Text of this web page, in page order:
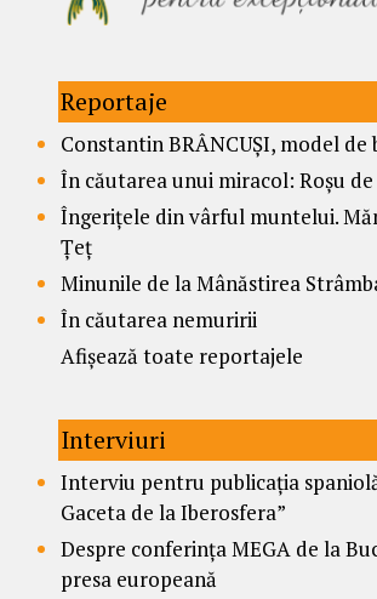
Reportaje
Constantin BRÂNCUȘI, model de
În căutarea unui miracol: Roșu
Îngerițele din vârful muntelui.
Țeț
Minunile de la Mânăstirea
În căutarea nemuririi
Afișează toate reportajele
Interviuri
Interviu pentru publicația
Gaceta de la Iberosfera”
Despre conferința MEGA de la
presa europeană